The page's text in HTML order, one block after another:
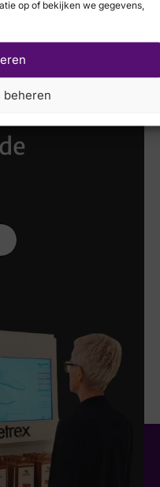
op of bekijken we gegevens,
beheren